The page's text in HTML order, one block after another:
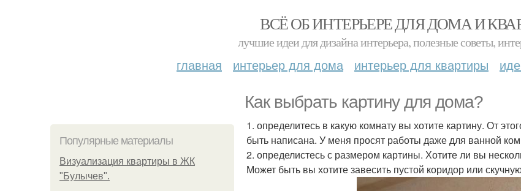
ВСЁ ОБ ИНТЕРЬЕРЕ ДЛЯ ДОМА И
лучшие идеи для дизайна интерьера, полезные советы,
главная интерьер для дома интерьер для квартиры
Как выбрать картину для дома?
Популярные материалы
Визуализация квартиры в ЖК
"Булычев".
1. определитесь в какую комнату вы хотите картину. От
быть написана. У меня просят работы даже для ванной
2. определистесь с размером картины. Хотите ли вы
Может быть вы хотите завесить пустой коридор или